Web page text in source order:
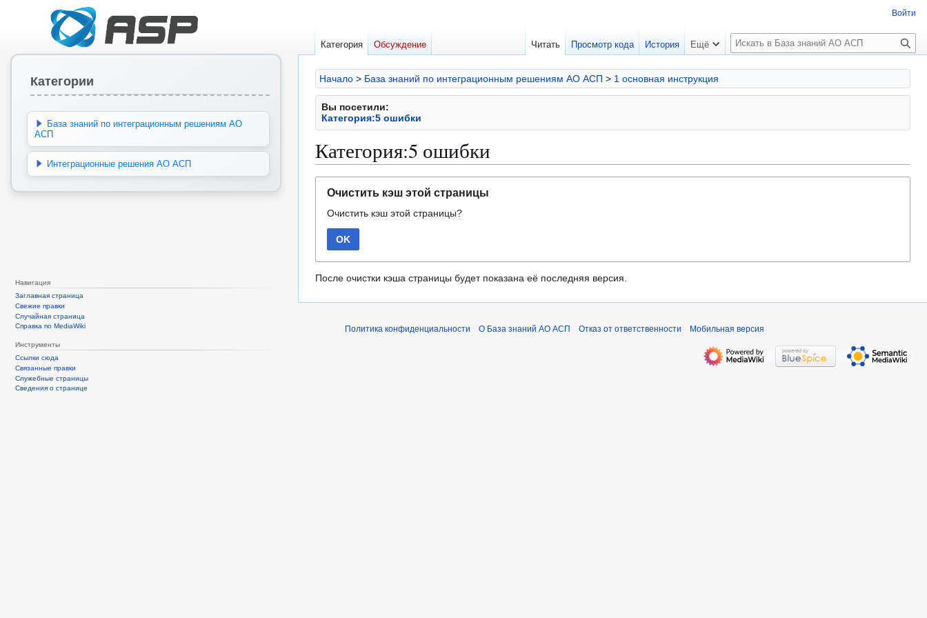
Начало > База знаний по интеграционным решениям АО АСП > 1 основная инструкция
Вы посетили:
Категория:5 ошибки
Категория:5 ошибки
навигации
поиску
Очистить кэш этой страницы
Очистить кэш этой страницы?
OK
После очистки кэша страницы будет показана её последняя версия.
Войти
Категория Обсуждение Читать Просмотр кода История Ещё
П
о
и
с
к
Категории
База знаний по интеграционным решениям АО
АСП
Интеграционные решения АО АСП
Навигация
Заглавная страница
Свежие правки
Случайная страница
Справка по MediaWiki
Инструменты
Ссылки сюда
Связанные правки
Служебные страницы
Сведения о странице
Политика конфиденциальности О База знаний АО АСП Отказ от ответственности Мобильная версия